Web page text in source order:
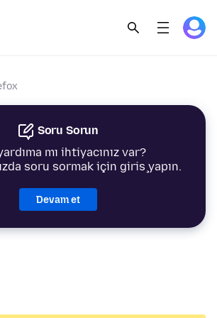
Soru Sorun
mı ihtiyacınız var?
soru sormak için giriş yapın.
Devam et